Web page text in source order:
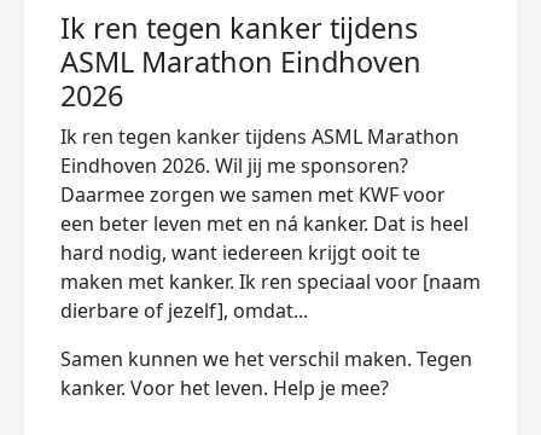
Ik ren tegen kanker tijdens
ASML Marathon Eindhoven
2026
Ik ren tegen kanker tijdens ASML Marathon
Eindhoven 2026. Wil jij me sponsoren?
Daarmee zorgen we samen met KWF voor
een beter leven met en ná kanker. Dat is heel
hard nodig, want iedereen krijgt ooit te
maken met kanker. Ik ren speciaal voor [naam
dierbare of jezelf], omdat...
Samen kunnen we het verschil maken. Tegen
kanker. Voor het leven. Help je mee?